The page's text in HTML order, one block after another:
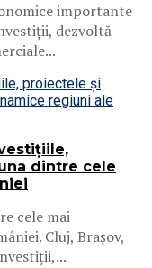
importante
dezvoltă
dintre cele
cele mai
Cluj, Brașov,